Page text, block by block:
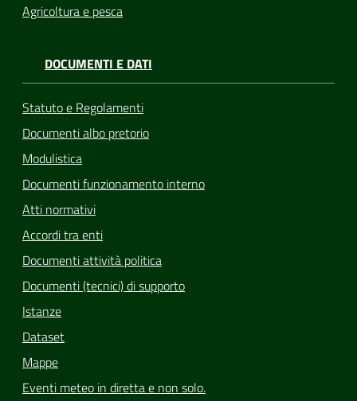
Agricoltura e pesca
DOCUMENTI E DATI
Statuto e Regolamenti
Documenti albo pretorio
Modulistica
Documenti funzionamento interno
Atti normativi
Accordi tra enti
Documenti attività politica
Documenti (tecnici) di supporto
Istanze
Dataset
Mappe
Eventi meteo in diretta e non solo.